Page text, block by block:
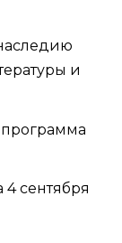
и
сентября